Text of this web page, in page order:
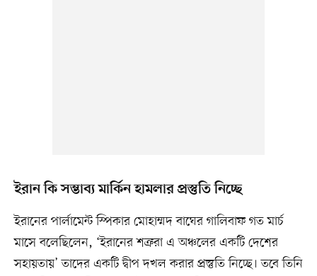
ইরান কি সম্ভাব্য মার্কিন হামলার প্রস্তুতি নিচ্ছে
ইরানের পার্লামেন্ট স্পিকার মোহাম্মদ বাঘের গালিবাফ গত মার্চ
মাসে বলেছিলেন, ‘ইরানের শত্রুরা এ অঞ্চলের একটি দেশের
সহায়তায়’ তাদের একটি দ্বীপ দখল করার প্রস্তুতি নিচ্ছে। তবে তিনি